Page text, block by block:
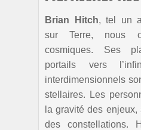
Brian Hitch, tel un
sur Terre, nous
cosmiques. Ses
portails vers
interdimensionnels
stellaires. Les
la gravité des
des constellations.